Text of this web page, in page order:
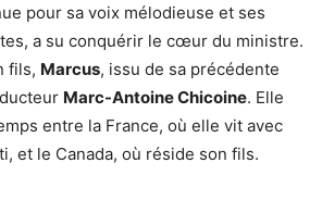
pour sa voix mélodieuse et ses
a su conquérir le cœur du ministre.
fils, Marcus, issu de sa précédente
Marc-Antoine Chicoine. Elle
entre la France, où elle vit avec
et le Canada, où réside son fils.